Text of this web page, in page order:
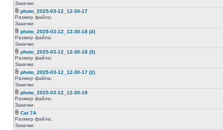
Закачки:
photo_2025-03-12_12-30-17
Размер файла:
Закачки:
photo_2025-03-12_12-30-18 (4)
Размер файла:
Закачки:
photo_2025-03-12_12-30-18 (3)
Размер файла:
Закачки:
photo_2025-03-12_12-30-17 (2)
Размер файла:
Закачки:
photo_2025-03-12_12-30-18
Размер файла:
Закачки:
Cat 7A
Размер файла:
Закачки: